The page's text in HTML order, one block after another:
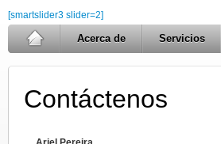
[smartslider3 slider=2]
Acerca de Servicios
Contáctenos